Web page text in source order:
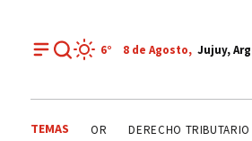
6° 8 de Agosto, Jujuy,
TEMAS DÍA DEL INGENIERO AGRÓNOMO